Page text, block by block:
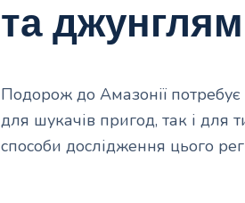
та
Подорож до Амазонії потребує
для шукачів пригод, так і для
способи дослідження цього